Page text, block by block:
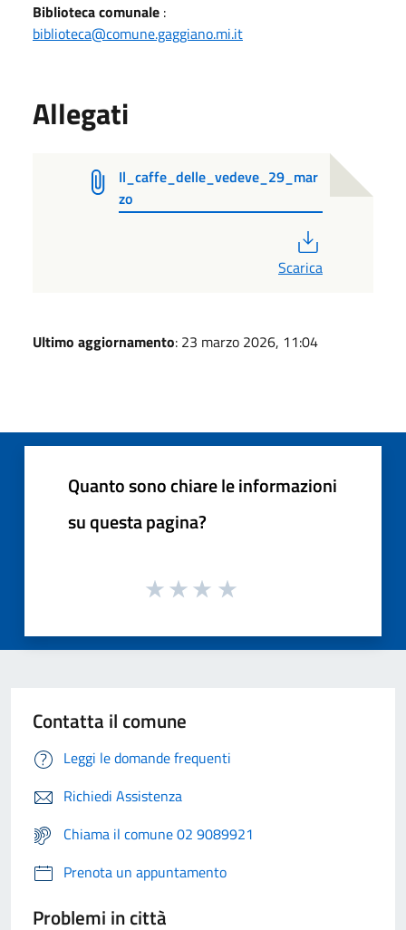
Biblioteca comunale :
biblioteca@comune.gaggiano.mi.it
Allegati
Il_caffe_delle_vedeve_29_mar
zo
Scarica
Ultimo aggiornamento: 23 marzo 2026, 11:04
Quanto sono chiare le informazioni
su questa pagina?
Contatta il comune
Leggi le domande frequenti
Richiedi Assistenza
Chiama il comune 02 9089921
Prenota un appuntamento
Problemi in città